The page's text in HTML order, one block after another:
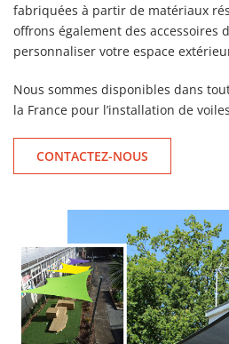
fabriquées à partir de matériaux
offrons également des accessoires
personnaliser votre espace
Nous sommes disponibles dans
la France pour l’installation de
CONTACTEZ-NOUS